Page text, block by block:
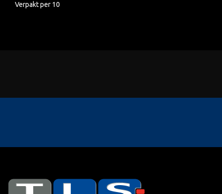
Verpakt per 10